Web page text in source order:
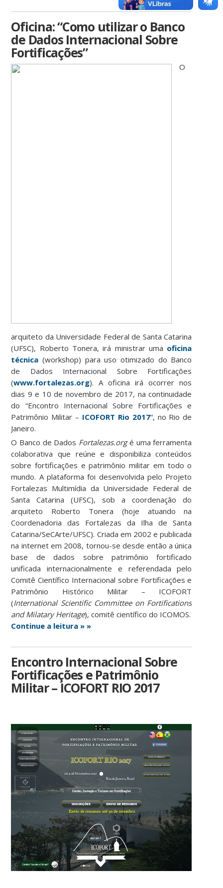
Oficina: “Como utilizar o Banco
de Dados Internacional Sobre
Fortificações”
O
arquiteto da Universidade Federal de Santa Catarina
(UFSC), Roberto Tonera, irá ministrar uma oficina
técnica (workshop) para uso otimizado do Banco
de Dados Internacional Sobre Fortificações
(www.fortalezas.org). A oficina irá ocorrer nos
dias 9 e 10 de novembro de 2017, na continuidade
do “Encontro Internacional Sobre Fortificações e
Patrimônio Militar – ICOFORT Rio 2017“, no Rio de
Janeiro.
O Banco de Dados Fortalezas.orgé uma ferramenta
colaborativa que reúne e disponibiliza conteúdos
sobre fortificações e patrimônio militar em todo o
mundo. A plataforma foi desenvolvida pelo Projeto
Fortalezas Multimídia da Universidade Federal de
Santa Catarina (UFSC), sob a coordenação do
arquiteto Roberto Tonera (hoje atuando na
Coordenadoria das Fortalezas da Ilha de Santa
Catarina/SeCArte/UFSC). Criada em 2002 e publicada
na internet em 2008, tornou-se desde então a única
base de dados sobre patrimônio fortificado
unificada internacionalmente e referendada pelo
Comitê Científico Internacional sobre Fortificações e
Patrimônio Histórico Militar – ICOFORT
(International Scientific Committee on Fortifications
and Milatary Heritage), comitê científico do ICOMOS.
Continue a leitura » »
Encontro Internacional Sobre
Fortificações e Patrimônio
Militar – ICOFORT RIO 2017